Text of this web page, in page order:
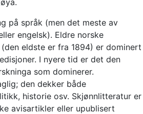
på språk (men det meste av
engelsk). Eldre norske
eldste er fra 1894) er dominert
I nyere tid er det den
som dominerer.
den dekker både
historie osv. Skjønnlitteratur er
avisartikler eller upublisert